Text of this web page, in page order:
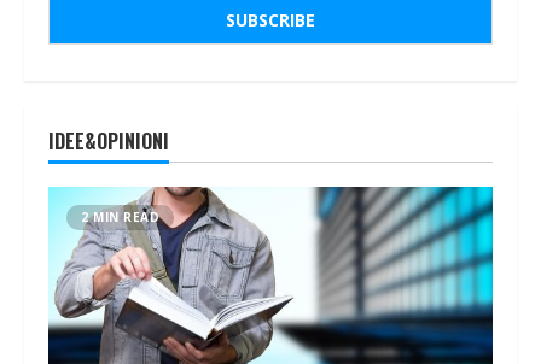
IDEE&OPINIONI
2 MIN READ